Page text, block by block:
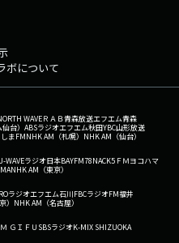
ボについて
WAVEＲＡＢ青森放送エフエム青森
台） ABSラジオエフエム秋田YBC山形放送
まFMNHK AM（札幌） NHK AM（仙台）
J-WAVEラジオ日本BAYFM78NACK5 ＦＭヨコハマ
NHK AM（東京）
ラジオエフエム石川FBCラジオFM福井
） NHK AM（名古屋）
Ｍ ＧＩＦＵ SBSラジオK-MIX SHIZUOKA